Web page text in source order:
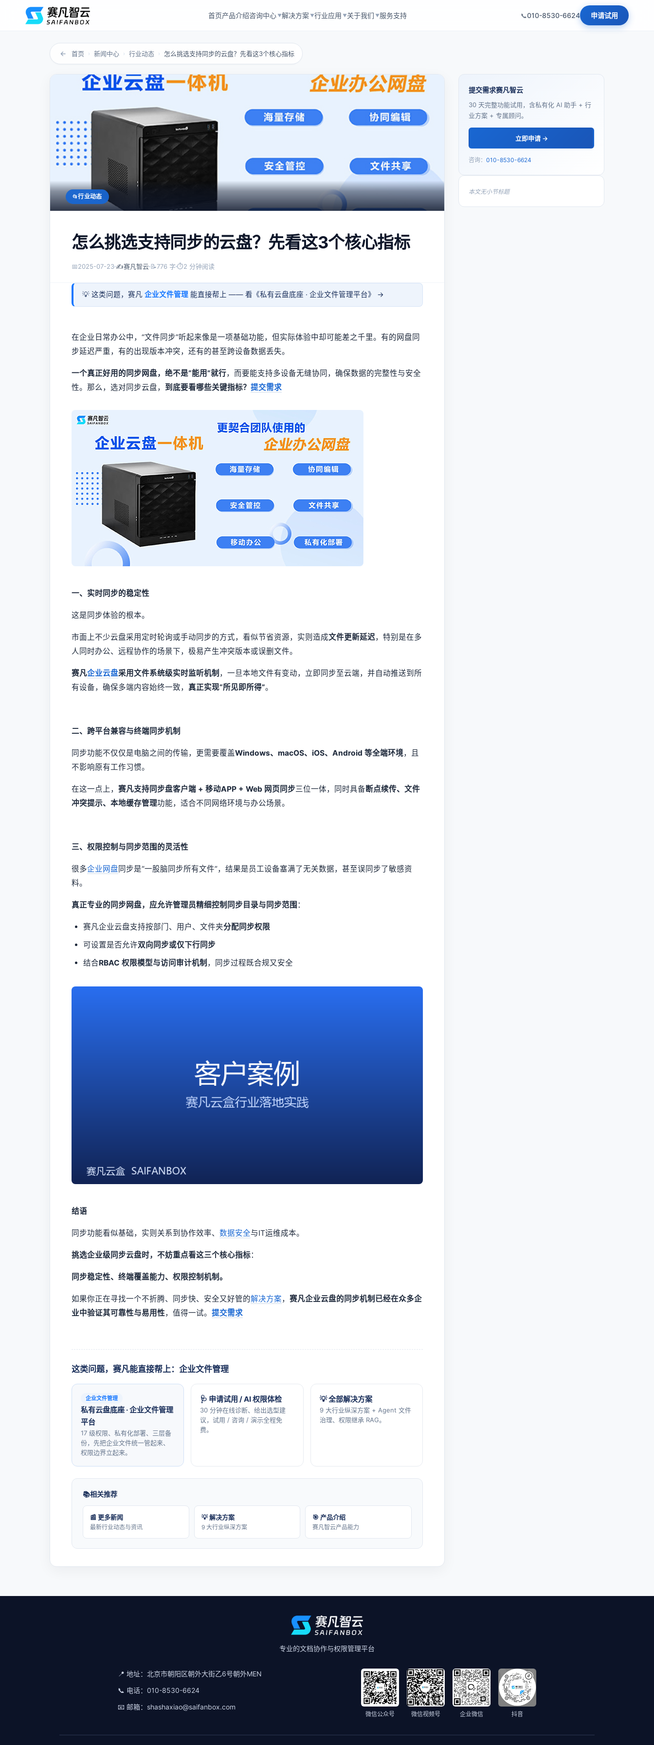
首页产品介绍咨询中心 ▼解决方案 ▼行业应用 ▼关于我们 ▼服务支持 010-8530-6624 申请试用
← 首页 › 新闻中心 › 行业动态 › 怎么挑选支持同步的云盘？先看这3个核心指标
行业动态
怎么挑选支持同步的云盘？先看这3个核心指标
📅2025-07-23 ✍️赛凡智云 📝776 字 ⏱2 分钟阅读
💡 这类问题，赛凡 企业文件管理 能直接帮上 —— 看《私有云盘底座 · 企业文件管理平台》 →
在企业日常办公中，“文件同步”听起来像是一项基础功能，但实际体验中却可能差之千里。有的网盘同
步延迟严重，有的出现版本冲突，还有的甚至跨设备数据丢失。
一个真正好用的同步网盘，绝不是“能用”就行，而要能支持多设备无缝协同，确保数据的完整性与安全
性。那么，选对同步云盘， 到底要看哪些关键指标？ 提交需求
一、实时同步的稳定性
这是同步体验的根本。
市面上不少云盘采用定时轮询或手动同步的方式，看似节省资源，实则造成文件更新延迟，特别是在多
人同时办公、远程协作的场景下，极易产生冲突版本或误删文件。
赛凡企业云盘采用文件系统级实时监听机制 ，一旦本地文件有变动，立即同步至云端，并自动推送到所
有设备，确保多端内容始终一致， 真正实现“所见即所得”。
二、跨平台兼容与终端同步机制
同步功能不仅仅是电脑之间的传输，更需要覆盖Windows、macOS、iOS、Android 等全端环境，且
不影响原有工作习惯。
在这一点上， 赛凡支持同步盘客户端 + 移动APP + Web 网页同步三位一体，同时具备 断点续传、文件
冲突提示、本地缓存管理功能，适合不同网络环境与办公场景。
三、权限控制与同步范围的灵活性
很多企业网盘同步是“一股脑同步所有文件”，结果是员工设备塞满了无关数据，甚至误同步了敏感资
料。
真正专业的同步网盘，应允许管理员精细控制同步目录与同步范围 ：
赛凡企业云盘支持按部门、用户、文件夹分配同步权限
可设置是否允许双向同步或仅下行同步
结合RBAC 权限模型与访问审计机制 ，同步过程既合规又安全
结语
同步功能看似基础，实则关系到协作效率、 数据安全与IT运维成本。
挑选企业级同步云盘时，不妨重点看这三个核心指标：
同步稳定性、终端覆盖能力、权限控制机制。
如果你正在寻找一个不折腾、同步快、安全又好管的解决方案， 赛凡企业云盘的同步机制已经在众多企
业中验证其可靠性与易用性，值得一试。 提交需求
这类问题，赛凡能直接帮上：企业文件管理
企业文件管理
私有云盘底座 · 企业文件管理
平台
17 级权限、私有化部署、三层备
份，先把企业文件统一管起来、
权限边界立起来。
🩺 申请试用 / AI 权限体检
30 分钟在线诊断、给出选型建
议，试用 / 咨询 / 演示全程免
费。
💡 全部解决方案
9 大行业纵深方案 + Agent 文件
治理、权限继承 RAG。
相关推荐
📰 更多新闻
最新行业动态与资讯
💡 解决方案
9 大行业纵深方案
🎯 产品介绍
赛凡智云产品能力
提交需求赛凡智云
30 天完整功能试用，含私有化 AI 助手 + 行
业方案 + 专属顾问。
立即申请 →
咨询： 010-8530-6624
本文无小节标题
专业的文档协作与权限管理平台
📍 地址： 北京市朝阳区朝外大街乙6号朝外MEN
📞 电话： 010-8530-6624
📧 邮箱： shashaxiao@saifanbox.com
微信公众号 微信视频号 企业微信 抖音